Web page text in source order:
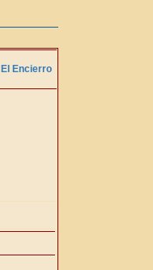
El Encierro